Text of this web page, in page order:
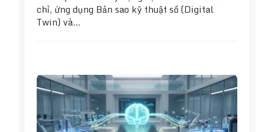
chỉ, ứng dụng Bản sao kỹ thuật số (Digital
Twin) và…